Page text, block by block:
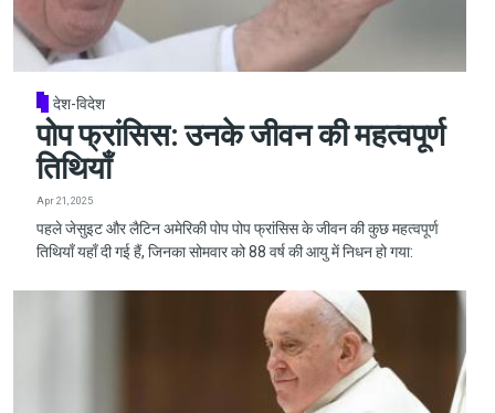
देश-विदेश
पोप फ्रांसिस: उनके जीवन की महत्वपूर्ण
तिथियाँ
Apr 21, 2025
पहले जेसुइट और लैटिन अमेरिकी पोप पोप फ्रांसिस के जीवन की कुछ महत्वपूर्ण
तिथियाँ यहाँ दी गई हैं, जिनका सोमवार को 88 वर्ष की आयु में निधन हो गया: